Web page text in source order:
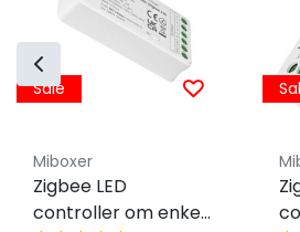
Sale
Miboxer
Zigbee LED
controller om enkel